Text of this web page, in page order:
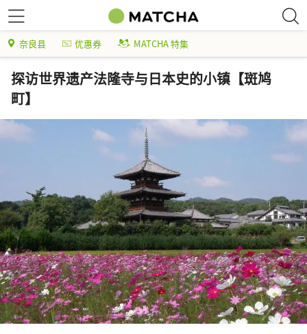
奈良县 优惠券 MATCHA 特集
探访世界遗产法隆寺与日本史的小镇【斑鸠
町】